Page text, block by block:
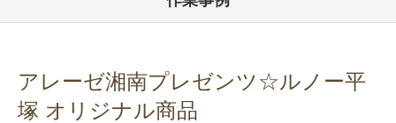
中古車
アレーゼ湘南プレゼンツ☆ルノー平
塚 オリジナル商品